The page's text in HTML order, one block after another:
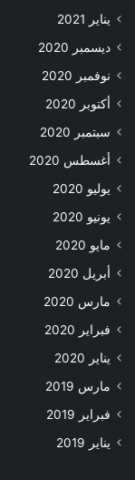
يناير 2021
ديسمبر 2020
نوفمبر 2020
أكتوبر 2020
سبتمبر 2020
أغسطس 2020
يوليو 2020
يونيو 2020
مايو 2020
أبريل 2020
مارس 2020
فبراير 2020
يناير 2020
مارس 2019
فبراير 2019
يناير 2019